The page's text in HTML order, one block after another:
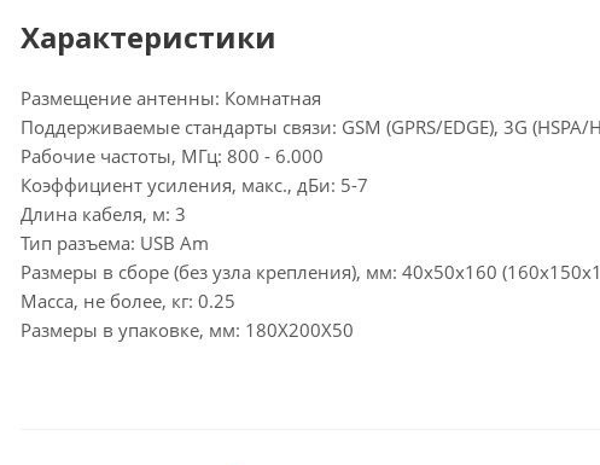
Характеристики
Размещение антенны: Комнатная
Поддерживаемые стандарты связи: GSM (GPRS/EDGE), 3G (HSPA/
Рабочие частоты, МГц: 800 - 6.000
Коэффициент усиления, макс., дБи: 5-7
Длина кабеля, м: 3
Тип разъема: USB Am
Размеры в сборе (без узла крепления), мм: 40х50х160
Масса, не более, кг: 0.25
Размеры в упаковке, мм: 180X200X50